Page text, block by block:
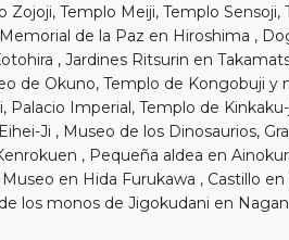
Zojoji, Templo Meiji, Templo
de la Paz en Hiroshima ,
, Jardines Ritsurin en
de Okuno, Templo de Kongobuji
Palacio Imperial, Templo de
Ji , Museo de los Dinosaurios,
, Pequeña aldea en
en Hida Furukawa , Castillo
los monos de Jigokudani en